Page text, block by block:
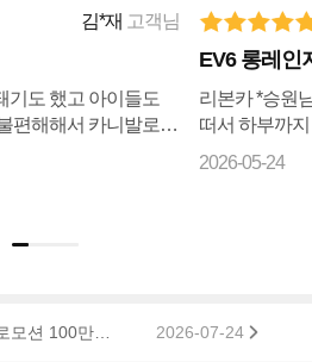
김*재 고객님
기도 했고 아이들도
편해해서 카니발로
ㅇㅋ 꾸준히 매물검
EV6 롱레인
리본카 *승원
떠서 하부까
리상태까지
2026-05-24
2026-07-24